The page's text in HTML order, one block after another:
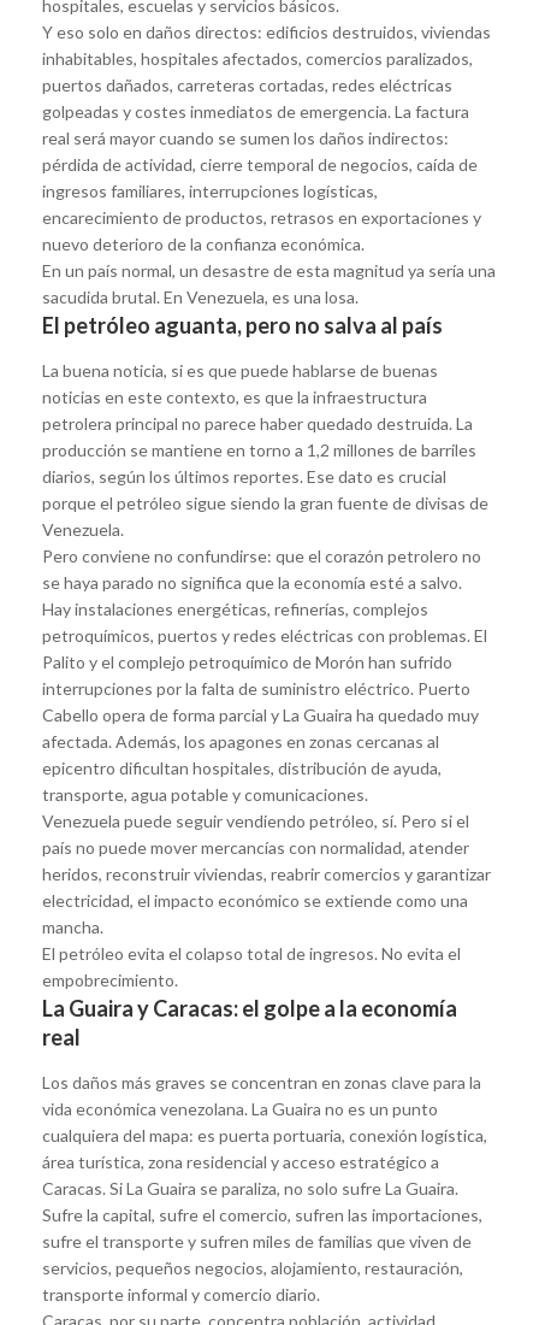
hospitales, escuelas y servicios básicos.
Y eso solo en daños directos: edificios destruidos, viviendas
inhabitables, hospitales afectados, comercios paralizados,
puertos dañados, carreteras cortadas, redes eléctricas
golpeadas y costes inmediatos de emergencia. La factura
real será mayor cuando se sumen los daños indirectos:
pérdida de actividad, cierre temporal de negocios, caída de
ingresos familiares, interrupciones logísticas,
encarecimiento de productos, retrasos en exportaciones y
nuevo deterioro de la confianza económica.
En un país normal, un desastre de esta magnitud ya sería una
sacudida brutal. En Venezuela, es una losa.
El petróleo aguanta, pero no salva al país
La buena noticia, si es que puede hablarse de buenas
noticias en este contexto, es que la infraestructura
petrolera principal no parece haber quedado destruida. La
producción se mantiene en torno a 1,2 millones de barriles
diarios, según los últimos reportes. Ese dato es crucial
porque el petróleo sigue siendo la gran fuente de divisas de
Venezuela.
Pero conviene no confundirse: que el corazón petrolero no
se haya parado no significa que la economía esté a salvo.
Hay instalaciones energéticas, refinerías, complejos
petroquímicos, puertos y redes eléctricas con problemas. El
Palito y el complejo petroquímico de Morón han sufrido
interrupciones por la falta de suministro eléctrico. Puerto
Cabello opera de forma parcial y La Guaira ha quedado muy
afectada. Además, los apagones en zonas cercanas al
epicentro dificultan hospitales, distribución de ayuda,
transporte, agua potable y comunicaciones.
Venezuela puede seguir vendiendo petróleo, sí. Pero si el
país no puede mover mercancías con normalidad, atender
heridos, reconstruir viviendas, reabrir comercios y garantizar
electricidad, el impacto económico se extiende como una
mancha.
El petróleo evita el colapso total de ingresos. No evita el
empobrecimiento.
La Guaira y Caracas: el golpe a la economía
real
Los daños más graves se concentran en zonas clave para la
vida económica venezolana. La Guaira no es un punto
cualquiera del mapa: es puerta portuaria, conexión logística,
área turística, zona residencial y acceso estratégico a
Caracas. Si La Guaira se paraliza, no solo sufre La Guaira.
Sufre la capital, sufre el comercio, sufren las importaciones,
sufre el transporte y sufren miles de familias que viven de
servicios, pequeños negocios, alojamiento, restauración,
transporte informal y comercio diario.
Caracas, por su parte, concentra población, actividad